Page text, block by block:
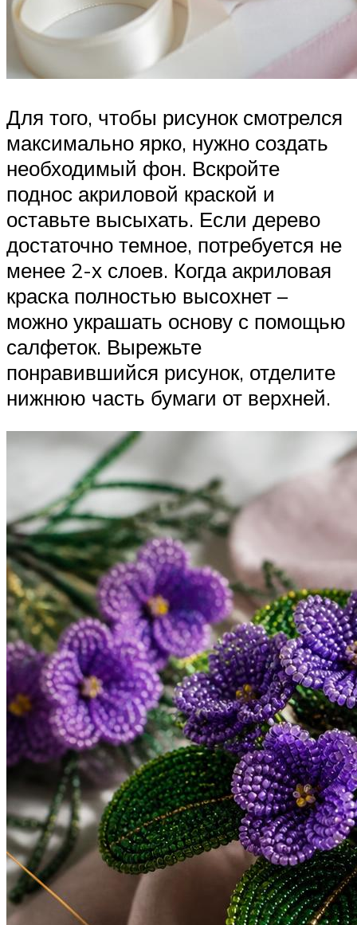
Для того, чтобы рисунок смотрелся
максимально ярко, нужно создать
необходимый фон. Вскройте
поднос акриловой краской и
оставьте высыхать. Если дерево
достаточно темное, потребуется не
менее 2-х слоев. Когда акриловая
краска полностью высохнет –
можно украшать основу с помощью
салфеток. Вырежьте
понравившийся рисунок, отделите
нижнюю часть бумаги от верхней.